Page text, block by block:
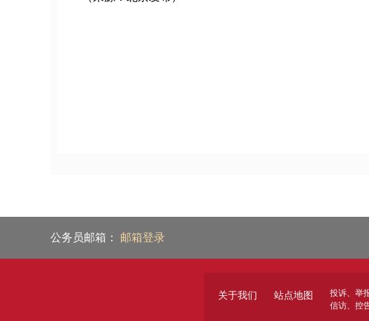
公务员邮箱： 邮箱登录
关于我们 站点地图
投诉、举
信访、控